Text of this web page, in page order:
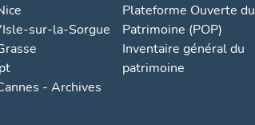
sur-la-Sorgue
- Archives
Plateforme Ouverte du
Patrimoine (POP)
Inventaire général du
patrimoine